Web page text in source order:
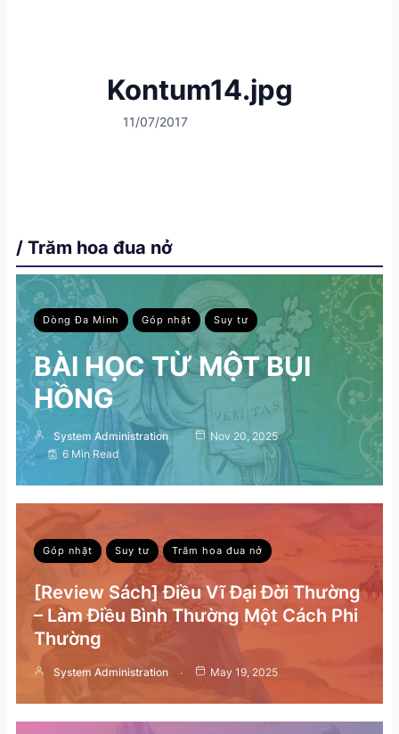
Kontum14.jpg
11/07/2017
/ Trăm hoa đua nở
Dòng Đa Minh Góp nhặt Suy tư
BÀI HỌC TỪ MỘT BỤI
HỒNG
System Administration
Nov 20, 2025
6 Min Read
Góp nhặt Suy tư Trăm hoa đua nở
[Review Sách] Điều Vĩ Đại Đời Thường
– Làm Điều Bình Thường Một Cách Phi
Thường
System Administration May 19, 2025